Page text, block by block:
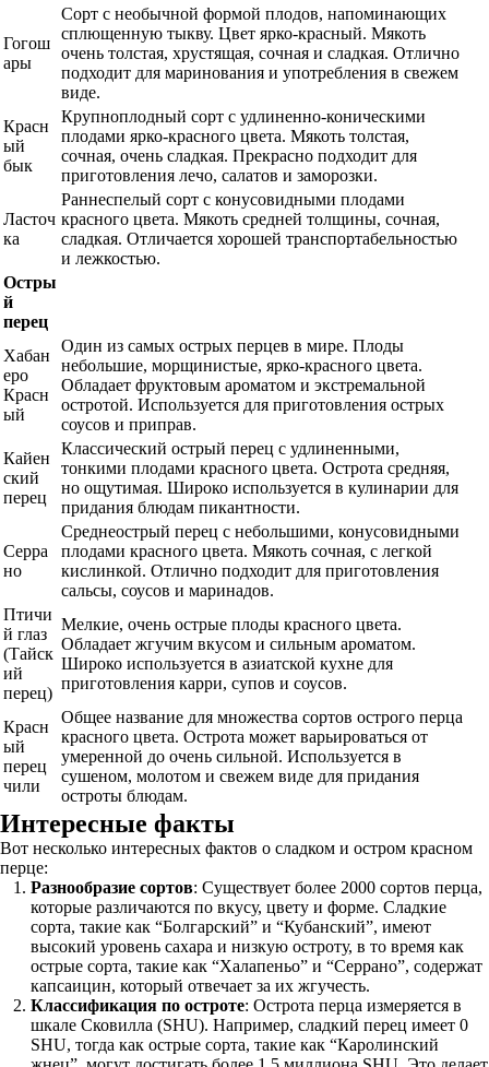
Гогош
ары
Сорт с необычной формой плодов, напоминающих
сплющенную тыкву. Цвет ярко-красный. Мякоть
очень толстая, хрустящая, сочная и сладкая. Отлично
подходит для маринования и употребления в свежем
виде.
Красн
ый
бык
Крупноплодный сорт с удлиненно-коническими
плодами ярко-красного цвета. Мякоть толстая,
сочная, очень сладкая. Прекрасно подходит для
приготовления лечо, салатов и заморозки.
Ласточ
ка
Раннеспелый сорт с конусовидными плодами
красного цвета. Мякоть средней толщины, сочная,
сладкая. Отличается хорошей транспортабельностью
и лежкостью.
Остры
й
перец
Хабан
еро
Красн
ый
Один из самых острых перцев в мире. Плоды
небольшие, морщинистые, ярко-красного цвета.
Обладает фруктовым ароматом и экстремальной
остротой. Используется для приготовления острых
соусов и приправ.
Кайен
ский
перец
Классический острый перец с удлиненными,
тонкими плодами красного цвета. Острота средняя,
но ощутимая. Широко используется в кулинарии для
придания блюдам пикантности.
Серра
но
Среднеострый перец с небольшими, конусовидными
плодами красного цвета. Мякоть сочная, с легкой
кислинкой. Отлично подходит для приготовления
сальсы, соусов и маринадов.
Птичи
й глаз
(Тайск
ий
перец)
Мелкие, очень острые плоды красного цвета.
Обладает жгучим вкусом и сильным ароматом.
Широко используется в азиатской кухне для
приготовления карри, супов и соусов.
Красн
ый
перец
чили
Общее название для множества сортов острого перца
красного цвета. Острота может варьироваться от
умеренной до очень сильной. Используется в
сушеном, молотом и свежем виде для придания
остроты блюдам.
Интересные факты
Вот несколько интересных фактов о сладком и остром красном
перце:
Разнообразие сортов: Существует более 2000 сортов перца,
которые различаются по вкусу, цвету и форме. Сладкие
сорта, такие как “Болгарский” и “Кубанский”, имеют
высокий уровень сахара и низкую остроту, в то время как
острые сорта, такие как “Халапеньо” и “Серрано”, содержат
капсаицин, который отвечает за их жгучесть.
Классификация по остроте: Острота перца измеряется в
шкале Сковилла (SHU). Например, сладкий перец имеет 0
SHU, тогда как острые сорта, такие как “Каролинский